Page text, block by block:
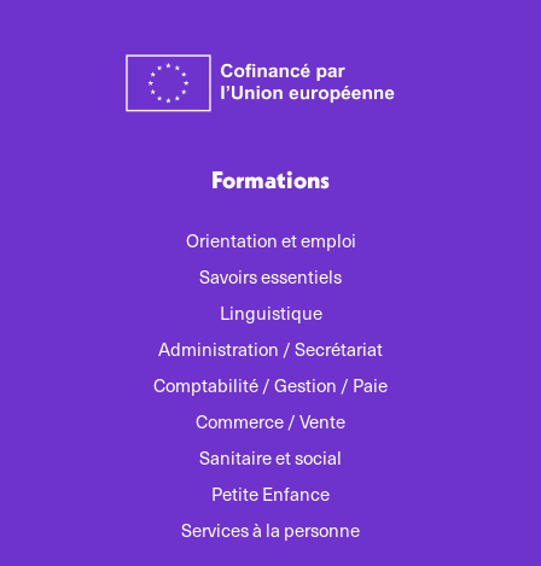
Formations
Orientation et emploi
Savoirs essentiels
Linguistique
Administration / Secrétariat
Comptabilité / Gestion / Paie
Commerce / Vente
Sanitaire et social
Petite Enfance
Services à la personne